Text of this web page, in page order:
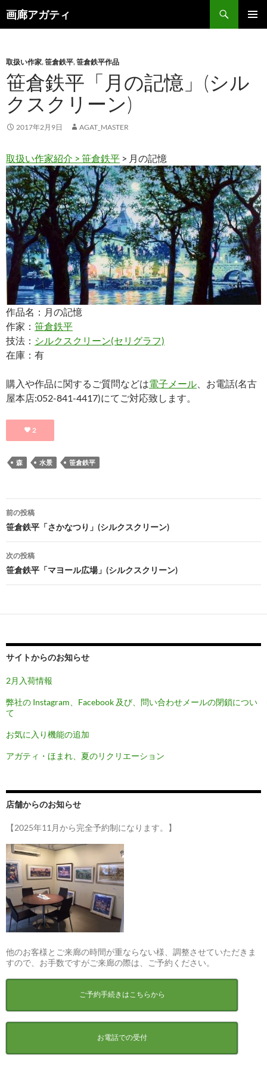
画廊アガティ
索
ン
ツ
へ
ス
キ
ッ
取扱い作家,笹倉鉄平,笹倉鉄平作品
笹倉鉄平「月の記憶」(シル
クスクリーン)
2017年2月9日 AGAT_MASTER
取扱い作家紹介 > 笹倉鉄平 > 月の記憶
作品名：月の記憶
作家： 笹倉鉄平
技法： シルクスクリーン(セリグラフ)
在庫：有
購入や作品に関するご質問などは電子メール 、お電話(名古
屋本店:052-841-4417)にてご対応致します。
2
森 水景 笹倉鉄平
投
稿
ナ
ビ
ゲ
ー
ョ
ン
前の投稿
笹倉鉄平「さかなつり」(シルクスクリーン)
次の投稿
笹倉鉄平「マヨール広場」(シルクスクリーン)
サイトからのお知らせ
2月入荷情報
弊社の Instagram、Facebook 及び、問い合わせメールの閉鎖につい
て
お気に入り機能の追加
アガティ・ほまれ、夏のリクリエーション
店舗からのお知らせ
【2025年11月から完全予約制になります。】
他のお客様とご来廊の時間が重ならない様、調整させていただきま
すので、お手数ですがご来廊の際は、ご予約ください。
ご予約手続きはこちらから
お電話での受付